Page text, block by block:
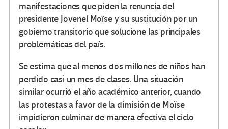
manifestaciones que piden la renuncia del
presidente Jovenel Moïse y su sustitución por un
gobierno transitorio que solucione las principales
problemáticas del país.
Se estima que al menos dos millones de niños han
perdido casi un mes de clases. Una situación
similar ocurrió el año académico anterior, cuando
las protestas a favor de la dimisión de Moïse
impidieron culminar de manera efectiva el ciclo